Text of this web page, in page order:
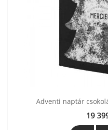
Adventi naptár
19